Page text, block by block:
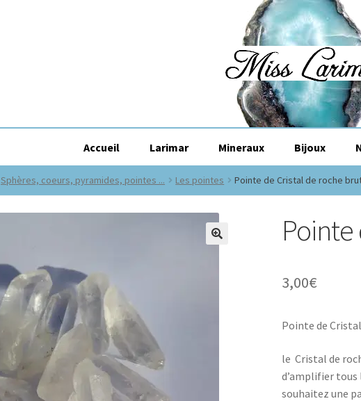
Accueil Larimar Mineraux Bijoux
Sphères, coeurs, pyramides, pointes ... Les pointes Pointe de Cristal de roche
3,00€
Pointe de
le Cristal de
d’amplifier tous
souhaitez une